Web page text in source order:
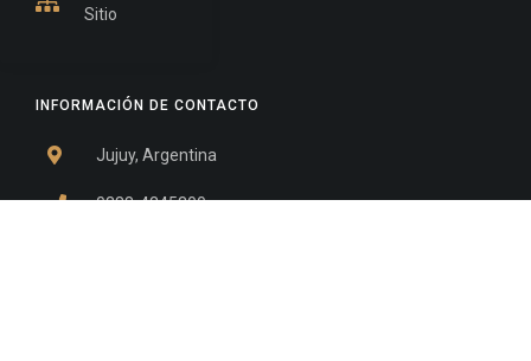
INFORMACIÓN DE CONTACTO
Jujuy, Argentina
0388-4245300
Sitio